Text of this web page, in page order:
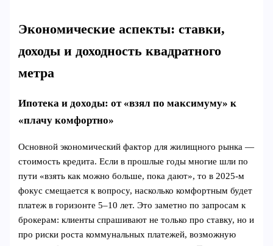
Экономические аспекты: ставки,
доходы и доходность квадратного
метра
Ипотека и доходы: от «взял по максимуму» к
«плачу комфортно»
Основной экономический фактор для жилищного рынка —
стоимость кредита. Если в прошлые годы многие шли по
пути «взять как можно больше, пока дают», то в 2025‑м
фокус смещается к вопросу, насколько комфортным будет
платеж в горизонте 5–10 лет. Это заметно по запросам к
брокерам: клиенты спрашивают не только про ставку, но и
про риски роста коммунальных платежей, возможную